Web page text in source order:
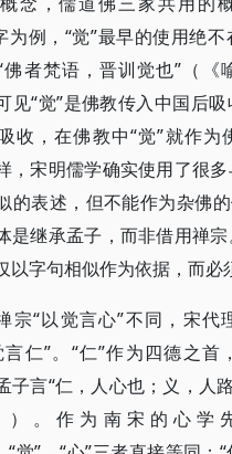
为例，“觉”最早的使用绝
佛者梵语，晋训觉也”（《
见“觉”是佛教传入中国后吸
收，在佛教中“觉”就作为
，宋明儒学确实使用了很
的表述，但不能作为杂佛
是继承孟子，而非借用禅
以字句相似作为依据，而必
宗“以觉言心”不同，宋代
言仁”。“仁”作为四德之首
子言“仁，人心也；义，人
）。作为南宋的心学